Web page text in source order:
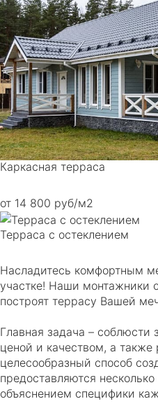
Каркасная терраса
от 14 800 руб/м2
Терраса с остеклением
Насладитесь комфортным
участке! Наши монтажники
построят террасу Вашей
Главная задача –
ценой и качеством, а также
целесообразный способ
предоставляются
объяснением специфики